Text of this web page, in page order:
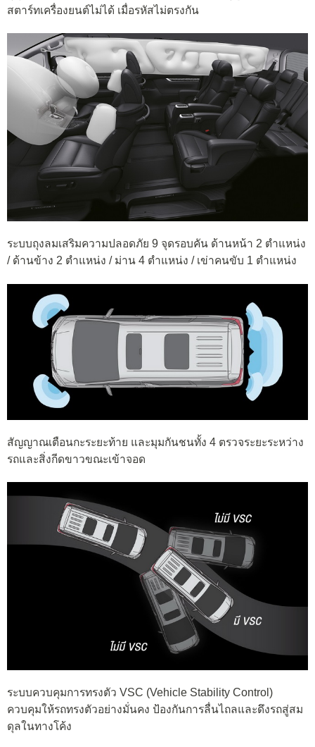
สตาร์ทเครื่องยนต์ไม่ได้ เมื่อรหัสไม่ตรงกัน
ระบบถุงลมเสริมความปลอดภัย 9 จุดรอบคัน ด้านหน้า 2 ตำแหน่ง
/ ด้านข้าง 2 ตำแหน่ง / ม่าน 4 ตำแหน่ง / เข่าคนขับ 1 ตำแหน่ง
สัญญาณเตือนกะระยะท้าย และมุมกันชนทั้ง 4 ตรวจระยะระหว่าง
รถและสิ่งกีดขาวขณะเข้าจอด
ระบบควบคุมการทรงตัว VSC (Vehicle Stability Control)
ควบคุมให้รถทรงตัวอย่างมั่นคง ป้องกันการลื่นไถลและดึงรถสู่สม
ดุลในทางโค้ง